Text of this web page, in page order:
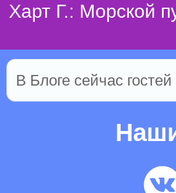
Харт Г.: Морской
В Блоге сейчас